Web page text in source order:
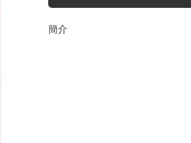
簡介